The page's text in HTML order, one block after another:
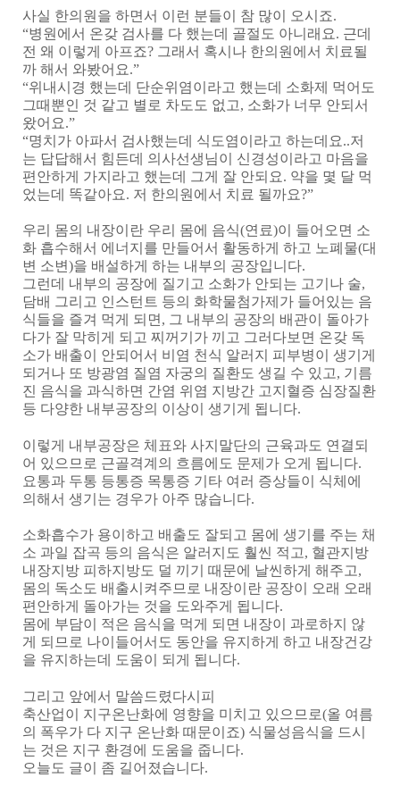
사실 한의원을 하면서 이런 분들이 참 많이 오시죠.
“병원에서 온갖 검사를 다 했는데 골절도 아니래요. 근데
전 왜 이렇게 아프죠? 그래서 혹시나 한의원에서 치료될
까 해서 와봤어요.”
“위내시경 했는데 단순위염이라고 했는데 소화제 먹어도
그때뿐인 것 같고 별로 차도도 없고, 소화가 너무 안되서
왔어요.”
“명치가 아파서 검사했는데 식도염이라고 하는데요..저
는 답답해서 힘든데 의사선생님이 신경성이라고 마음을
편안하게 가지라고 했는데 그게 잘 안되요. 약을 몇 달 먹
었는데 똑같아요. 저 한의원에서 치료 될까요?”
우리 몸의 내장이란 우리 몸에 음식(연료)이 들어오면 소
화 흡수해서 에너지를 만들어서 활동하게 하고 노폐물(대
변 소변)을 배설하게 하는 내부의 공장입니다.
그런데 내부의 공장에 질기고 소화가 안되는 고기나 술,
담배 그리고 인스턴트 등의 화학물첨가제가 들어있는 음
식들을 즐겨 먹게 되면 , 그 내부의 공장의 배관이 돌아가
다가 잘 막히게 되고 찌꺼기가 끼고 그러다보면 온갖 독
소가 배출이 안되어서 비염 천식 알러지 피부병이 생기게
되거나 또 방광염 질염 자궁의 질환도 생길 수 있고, 기름
진 음식을 과식하면 간염 위염 지방간 고지혈증 심장질환
등 다양한 내부공장의 이상이 생기게 됩니다.
이렇게 내부공장은 체표와 사지말단의 근육과도 연결되
어 있으므로 근골격계의 흐름에도 문제가 오게 됩니다.
요통과 두통 등통증 목통증 기타 여러 증상들이 식체에
의해서 생기는 경우가 아주 많습니다.
소화흡수가 용이하고 배출도 잘되고 몸에 생기를 주는 채
소 과일 잡곡 등의 음식은 알러지도 훨씬 적고, 혈관지방
내장지방 피하지방도 덜 끼기 때문에 날씬하게 해주고,
몸의 독소도 배출시켜주므로 내장이란 공장이 오래 오래
편안하게 돌아가는 것을 도와주게 됩니다.
몸에 부담이 적은 음식을 먹게 되면 내장이 과로하지 않
게 되므로 나이들어서도 동안을 유지하게 하고 내장건강
을 유지하는데 도움이 되게 됩니다.
그리고 앞에서 말씀드렸다시피
축산업이 지구온난화에 영향을 미치고 있으므로(올 여름
의 폭우가 다 지구 온난화 때문이죠) 식물성음식을 드시
는 것은 지구 환경에 도움을 줍니다.
오늘도 글이 좀 길어졌습니다.